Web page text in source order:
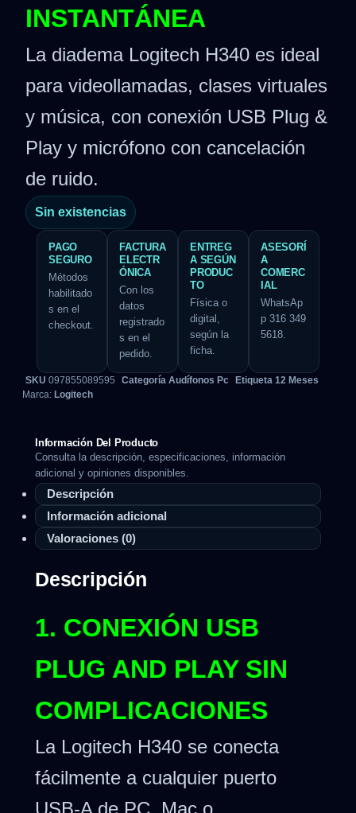
INSTANTÁNEA
La diadema Logitech H340 es ideal
para videollamadas, clases virtuales
y música, con conexión USB Plug &
Play y micrófono con cancelación
de ruido.
Sin existencias
PAGO
SEGURO
Métodos
habilitado
s en el
checkout.
FACTURA
ELECTR
ÓNICA
Con los
datos
registrado
s en el
pedido.
ENTREG
A SEGÚN
PRODUC
TO
Física o
digital,
según la
ficha.
ASESORÍ
A
COMERC
IAL
WhatsAp
p 316 349
5618.
SKU 097855089595 Categoría Audífonos Pc Etiqueta 12 Meses
Marca: Logitech
Información Del Producto
Consulta la descripción, especificaciones, información
adicional y opiniones disponibles.
Descripción
Información adicional
Valoraciones (0)
Descripción
1. CONEXIÓN USB
PLUG AND PLAY SIN
COMPLICACIONES
La Logitech H340 se conecta
fácilmente a cualquier puerto
USB-A de PC, Mac o